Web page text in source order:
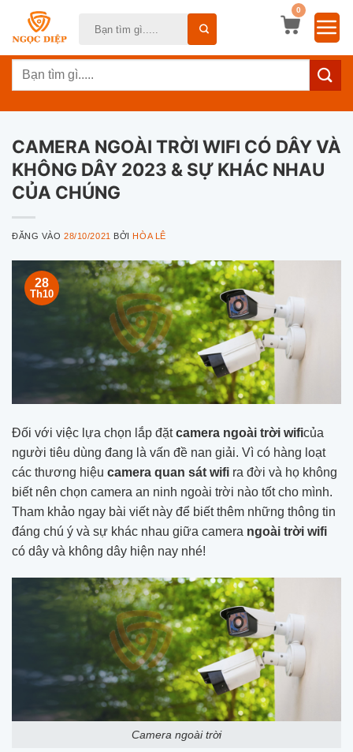
dung
0
Tìm
CAMERA NGOÀI TRỜI WIFI CÓ DÂY VÀ
KHÔNG DÂY 2023 & SỰ KHÁC NHAU
CỦA CHÚNG
ĐĂNG VÀO28/10/2021 BỞIHÒA LÊ
28
Th10
Đối với việc lựa chọn lắp đặtcamera ngoài trời wificủa
người tiêu dùng đang là vấn đề nan giải. Vì có hàng loạt
các thương hiệu camera quan sát wifi ra đời và họ không
biết nên chọn camera an ninh ngoài trời nào tốt cho mình.
Tham khảo ngay bài viết này để biết thêm những thông tin
đáng chú ý và sự khác nhau giữa camera ngoài trời wifi
có dây và không dây hiện nay nhé!
Camera ngoài trời